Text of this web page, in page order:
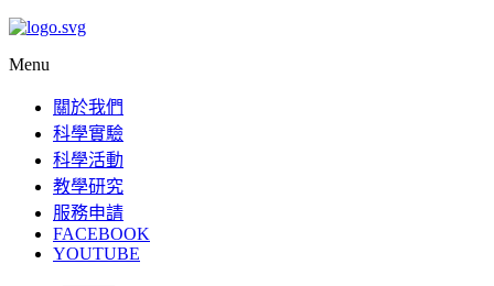
Menu
關於我們
科學實驗
科學活動
教學研究
服務申請
FACEBOOK
YOUTUBE